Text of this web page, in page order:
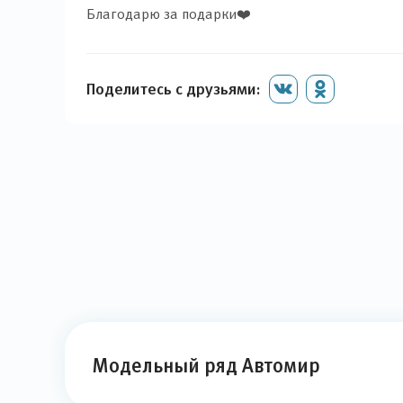
Благодарю за подарки❤️
Поделитесь с друзьями:
Модельный ряд Автомир